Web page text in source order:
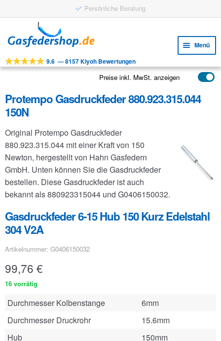
Persönliche Beratung
Navigation
springen
Inhalt
springen
Menü
Werkzeuge
Anwendungen
FAQ
9.6 —8157 Kiyoh Bewertungen
Preise inkl. MwSt. anzeigen
Protempo Gasdruckfeder 880.923.315.044
150N
Original Protempo Gasdruckfeder
880.923.315.044 mit einer Kraft von 150
Newton, hergestellt von Hahn Gasfedern
GmbH. Unten können Sie die Gasdruckfeder
bestellen. Diese Gasdruckfeder ist auch
bekannt als 880923315044 und G0406150032.
Gasdruckfeder 6-15 Hub 150 Kurz Edelstahl
304 V2A
Artikelnummer: G0406150032
99,76 €
16 vorrätig
Durchmesser Kolbenstange
6mm
Durchmesser Druckrohr
15.6mm
Hub
150mm